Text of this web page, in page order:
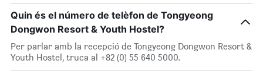
Quin és el número de telèfon de Tongyeong
Dongwon Resort & Youth Hostel?
Per parlar amb la recepció de Tongyeong Dongwon Resort &
Youth Hostel, truca al +82 (0) 55 640 5000.